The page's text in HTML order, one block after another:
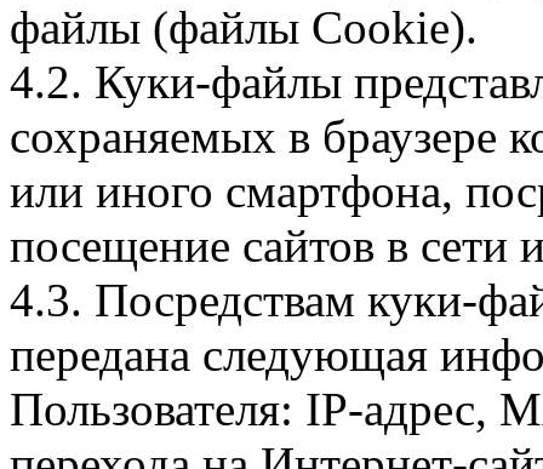
файлы (файлы Cookie).
4.2. Куки-файлы
сохраняемых в браузере
или иного смартфона,
посещение сайтов в сети
4.3. Посредствам куки-
передана следующая
Пользователя: IP-адрес,